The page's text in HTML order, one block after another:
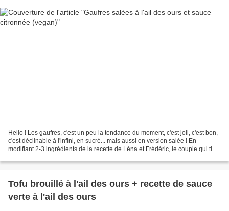
Hello ! Les gaufres, c'est un peu la tendance du moment, c'est joli, c'est bon,
c'est déclinable à l'infini, en sucré... mais aussi en version salée ! En
modifiant 2-3 ingrédients de la recette de Léna et Frédéric, le couple qui tient
Tofu brouillé à l'ail des ours + recette de sauce
verte à l'ail des ours